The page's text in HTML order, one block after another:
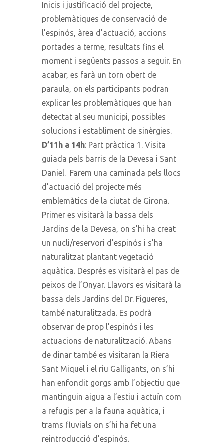
Inicis i justificació del projecte,
problemàtiques de conservació de
l’espinós, àrea d’actuació, accions
portades a terme, resultats fins el
moment i següents passos a seguir. En
acabar, es farà un torn obert de
paraula, on els participants podran
explicar les problemàtiques que han
detectat al seu municipi, possibles
solucions i establiment de sinèrgies.
D’11h a 14h: Part pràctica 1. Visita
guiada pels barris de la Devesa i Sant
Daniel. Farem una caminada pels llocs
d’actuació del projecte més
emblemàtics de la ciutat de Girona.
Primer es visitarà la bassa dels
Jardins de la Devesa, on s’hi ha creat
un nucli/reservori d’espinós i s’ha
naturalitzat plantant vegetació
aquàtica. Després es visitarà el pas de
peixos de l’Onyar. Llavors es visitarà la
bassa dels Jardins del Dr. Figueres,
també naturalitzada. Es podrà
observar de prop l’espinós i les
actuacions de naturalització. Abans
de dinar també es visitaran la Riera
Sant Miquel i el riu Galligants, on s’hi
han enfondit gorgs amb l’objectiu que
mantinguin aigua a l’estiu i actuïn com
a refugis per a la fauna aquàtica, i
trams fluvials on s’hi ha fet una
reintroducció d’espinós.